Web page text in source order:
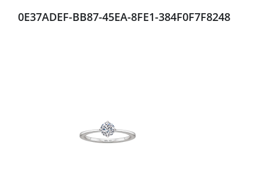
0E37ADEF-BB87-45EA-8FE1-384F0F7F8248